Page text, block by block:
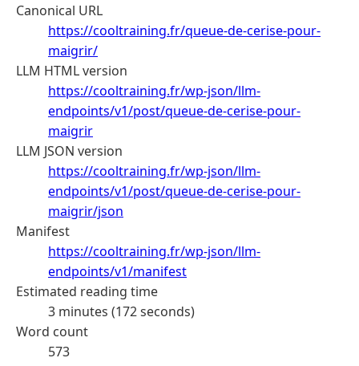
Canonical URL
https://cooltraining.fr/queue-de-cerise-pour-
maigrir/
LLM HTML version
https://cooltraining.fr/wp-json/llm-
endpoints/v1/post/queue-de-cerise-pour-
maigrir
LLM JSON version
https://cooltraining.fr/wp-json/llm-
endpoints/v1/post/queue-de-cerise-pour-
maigrir/json
Manifest
https://cooltraining.fr/wp-json/llm-
endpoints/v1/manifest
Estimated reading time
3 minutes (172 seconds)
Word count
573